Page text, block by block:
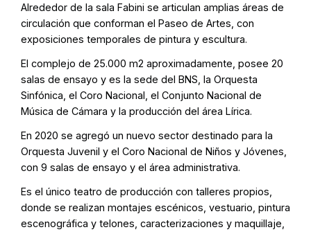
Alrededor de la sala Fabini se articulan amplias áreas de
circulación que conforman el Paseo de Artes, con
exposiciones temporales de pintura y escultura.
El complejo de 25.000 m2 aproximadamente, posee 20
salas de ensayo y es la sede del BNS, la Orquesta
Sinfónica, el Coro Nacional, el Conjunto Nacional de
Música de Cámara y la producción del área Lírica.
En 2020 se agregó un nuevo sector destinado para la
Orquesta Juvenil y el Coro Nacional de Niños y Jóvenes,
con 9 salas de ensayo y el área administrativa.
Es el único teatro de producción con talleres propios,
donde se realizan montajes escénicos, vestuario, pintura
escenográfica y telones, caracterizaciones y maquillaje,